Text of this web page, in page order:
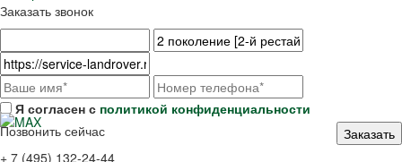
Заказать звонок
Я согласен с политикой конфиденциальности
Позвонить сейчас
+ 7 (495) 132-24-44